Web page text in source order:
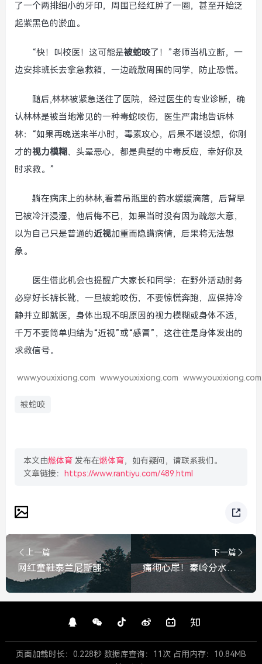
了一个两排细小的牙印，周围已经红肿了一圈，甚至开始泛
起紫黑色的淤血。
“快！叫校医！这可能是被蛇咬了！”老师当机立断，一
边安排班长去拿急救箱，一边疏散周围的同学，防止恐慌。
随后,林林被紧急送往了医院，经过医生的专业诊断，确
认林林是被当地常见的一种毒蛇咬伤，医生严肃地告诉林
林：“如果再晚送来半小时，毒素攻心，后果不堪设想，你刚
才的视力模糊、头晕恶心，都是典型的中毒反应，幸好你及
时求救。”
躺在病床上的林林,看着吊瓶里的药水缓缓滴落，后背早
已被冷汗浸湿，他后悔不已，如果当时没有因为疏忽大意，
以为自己只是普通的近视加重而隐瞒病情，后果将无法想
象。
医生借此机会也提醒广大家长和同学：在野外活动时务
必穿好长裤长靴，一旦被蛇咬伤，不要惊慌奔跑，应保持冷
静并立即就医，身体出现不明原因的视力模糊或身体不适，
千万不要简单归结为“近视”或“感冒”，这往往是身体发出的
求救信号。
www.youxixiong.com www.youxixiong.com www.youxixiong.com
被蛇咬
本文由燃体育 发布在燃体育，如有疑问，请联系我们。
文章链接：
https://www.rantiyu.com/489.html
上一篇
网红童鞋泰兰尼斯翻车？千元童鞋成本仅37元，暴利背后谁在买单？泰兰尼斯翻车，千元童鞋成本仅37元，童鞋暴利引争议
下一篇
痛彻心扉！秦岭分水岭事故死者妻子发声，生命消逝后，留给我的只有无尽的痛与恨，秦岭分水岭事故死者妻子发声，生命消逝后，留给我的只有无尽的痛与恨
页面加载时长：0.228秒 数据库查询：11次 占用内存：10.84MB